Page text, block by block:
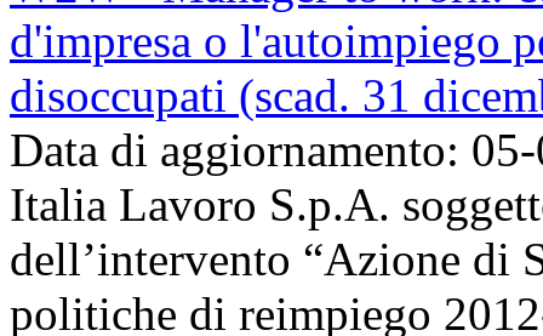
d'impresa o l'autoimpiego
disoccupati (scad. 31
Data di aggiornamento:
Italia Lavoro S.p.A.
dell’intervento “Azione di
politiche di reimpiego